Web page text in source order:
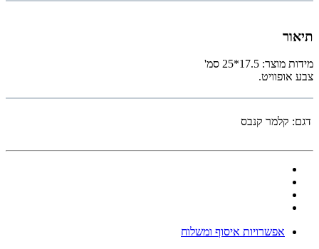
תיאור
מידות מוצר: 17.5*25 סמ'
צבע אופוויט.
דגם: קלמר קנבס
אפשרויות איסוף ומשלוח